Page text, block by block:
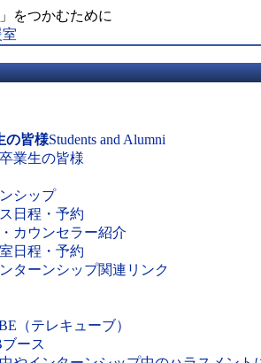
をつかむために
の皆様Students and Alumni
業生の皆様
シップ
日程・予約
カウンセラー紹介
日程・予約
ターンシップ関連リンク
（テレキューブ）
ース